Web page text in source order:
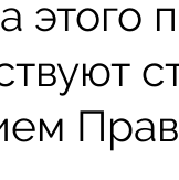
этого